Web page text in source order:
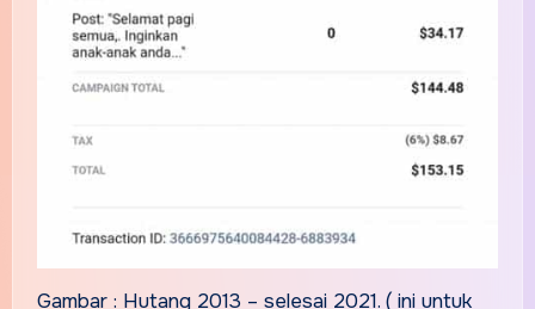
Gambar : Hutang 2013 – selesai 2021. ( ini untuk